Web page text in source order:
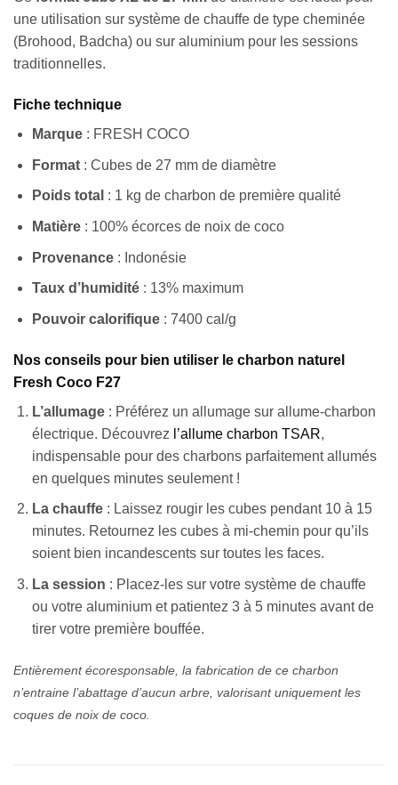
une utilisation sur système de chauffe de type cheminée
(Brohood, Badcha) ou sur aluminium pour les sessions
traditionnelles.
Fiche technique
Marque: FRESH COCO
Format: Cubes de 27 mm de diamètre
Poids total : 1 kg de charbon de première qualité
Matière: 100% écorces de noix de coco
Provenance: Indonésie
Taux d’humidité: 13% maximum
Pouvoir calorifique: 7400 cal/g
Nos conseils pour bien utiliser le charbon naturel
Fresh Coco F27
L’allumage: Préférez un allumage sur allume-charbon
électrique. Découvrez l’allume charbon TSAR,
indispensable pour des charbons parfaitement allumés
en quelques minutes seulement !
La chauffe: Laissez rougir les cubes pendant 10 à 15
minutes. Retournez les cubes à mi-chemin pour qu’ils
soient bien incandescents sur toutes les faces.
La session : Placez-les sur votre système de chauffe
ou votre aluminium et patientez 3 à 5 minutes avant de
tirer votre première bouffée.
Entièrement écoresponsable, la fabrication de ce charbon
n’entraine l’abattage d’aucun arbre, valorisant uniquement les
coques de noix de coco.
Appliquer les filtres